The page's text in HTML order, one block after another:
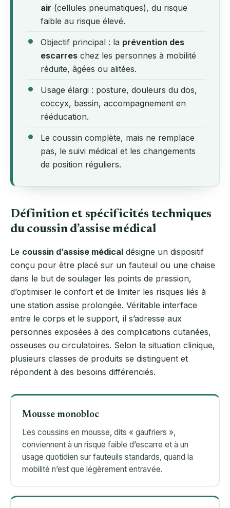
air (cellules pneumatiques), du risque
faible au risque élevé.
Objectif principal : la prévention des
escarres chez les personnes à mobilité
réduite, âgées ou alitées.
Usage élargi : posture, douleurs du dos,
coccyx, bassin, accompagnement en
rééducation.
Le coussin complète, mais ne remplace
pas, le suivi médical et les changements
de position réguliers.
Définition et spécificités techniques
du coussin d’assise médical
Le coussin d’assise médical désigne un dispositif
conçu pour être placé sur un fauteuil ou une chaise
dans le but de soulager les points de pression,
d’optimiser le confort et de limiter les risques liés à
une station assise prolongée. Véritable interface
entre le corps et le support, il s’adresse aux
personnes exposées à des complications cutanées,
osseuses ou circulatoires. Selon la situation clinique,
plusieurs classes de produits se distinguent et
répondent à des besoins différenciés.
Mousse monobloc
Les coussins en mousse, dits « gaufriers »,
conviennent à un risque faible d’escarre et à un
usage quotidien sur fauteuils standards, quand la
mobilité n’est que légèrement entravée.